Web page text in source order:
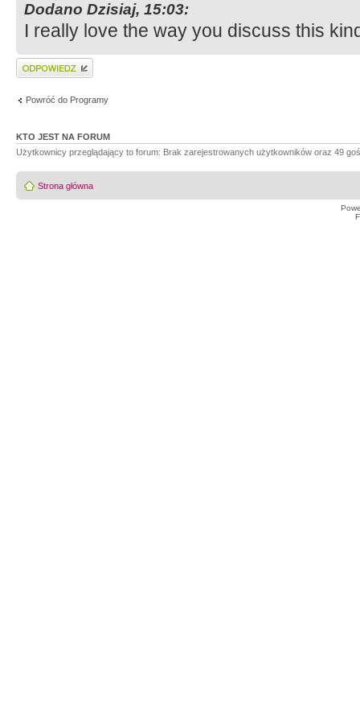
Dodano Dzisiaj, 15:03:
I really love the way you discuss this
Wyślij odpowiedź
Powróć do Programy
KTO JEST NA FORUM
Użytkownicy przeglądający to forum: Brak zarejestrowanych użytkowników oraz 49
Strona główna